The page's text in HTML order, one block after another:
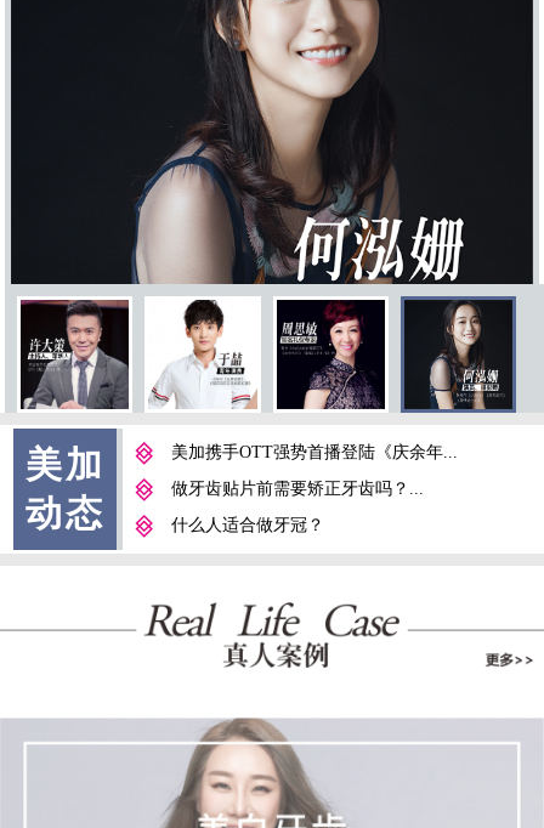
美加
动态
美加携手OTT强势首播登陆《庆余年...
做牙齿贴片前需要矫正牙齿吗？...
什么人适合做牙冠？